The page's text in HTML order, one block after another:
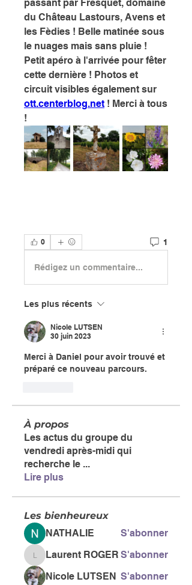
passant par Fresquet, domaine
du Château Lastours, Avens et
les Fèdies ! Belle matinée sous
le nuages mais sans pluie !
Petit apéro à l'arrivée pour fêter
cette dernière ! Photos et
ott.centerblog.net ! Merci à tous
!
0 1
Rédigez un commentaire...
Les plus récents
Nicole LUTSEN
30 juin 2023
Merci à Daniel pour avoir trouvé et
préparé ce nouveau parcours.
À propos
Les actus du groupe du
vendredi après-midi qui
recherche le ...
Lire plus
Les bienheureux
NATHALIE
S'abonner
Laurent ROGER
Laurent ROGER S'abonner
Nicole LUTSEN S'abonner